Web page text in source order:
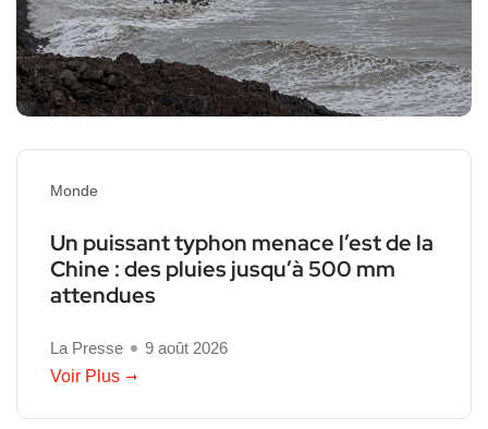
Monde
Un puissant typhon menace l’est de la
Chine : des pluies jusqu’à 500 mm
attendues
La Presse
9 août 2026
Voir Plus